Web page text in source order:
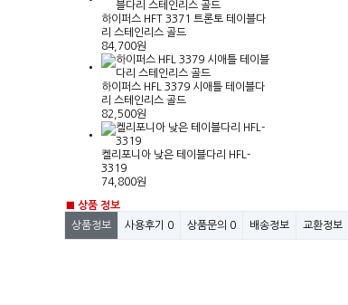
하이퍼스 HFT 3371 트론토 테이블다
리 스테인리스 골드
84,700원
하이퍼스 HFL 3379 시애틀 테이블다
리 스테인리스 골드
82,500원
켈리포니아 낮은 테이블다리 HFL-
3319
74,800원
■ 상품 정보
상품정보
사용후기 0 상품문의 0 배송정보 교환정보